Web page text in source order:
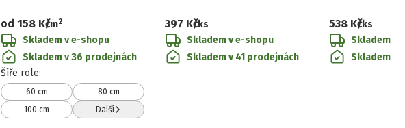
od 158 Kč
/m2
Skladem v e-shopu
Skladem v 36 prodejnách
Šíře role:
60 cm
80 cm
100 cm
Další
397 Kč/ks
Skladem v e-shopu
Skladem v 41 prodejnách
538 Kč/ks
Skladem v
Skladem v